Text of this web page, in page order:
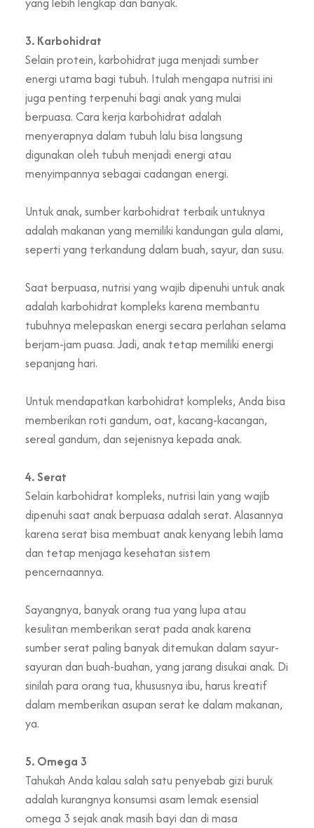
3. Karbohidrat
Selain protein, karbohidrat juga menjadi sumber
energi utama bagi tubuh. Itulah mengapa nutrisi ini
juga penting terpenuhi bagi anak yang mulai
berpuasa. Cara kerja karbohidrat adalah
menyerapnya dalam tubuh lalu bisa langsung
digunakan oleh tubuh menjadi energi atau
menyimpannya sebagai cadangan energi.
Untuk anak, sumber karbohidrat terbaik untuknya
adalah makanan yang memiliki kandungan gula alami,
seperti yang terkandung dalam buah, sayur, dan susu.
Saat berpuasa, nutrisi yang wajib dipenuhi untuk anak
adalah karbohidrat kompleks karena membantu
tubuhnya melepaskan energi secara perlahan selama
berjam-jam puasa. Jadi, anak tetap memiliki energi
sepanjang hari.
Untuk mendapatkan karbohidrat kompleks, Anda bisa
memberikan roti gandum, oat, kacang-kacangan,
sereal gandum, dan sejenisnya kepada anak.
4. Serat
Selain karbohidrat kompleks, nutrisi lain yang wajib
dipenuhi saat anak berpuasa adalah serat. Alasannya
karena serat bisa membuat anak kenyang lebih lama
dan tetap menjaga kesehatan sistem
pencernaannya.
Sayangnya, banyak orang tua yang lupa atau
kesulitan memberikan serat pada anak karena
sumber serat paling banyak ditemukan dalam sayur-
sayuran dan buah-buahan, yang jarang disukai anak. Di
sinilah para orang tua, khususnya ibu, harus kreatif
dalam memberikan asupan serat ke dalam makanan,
ya.
5. Omega 3
Tahukah Anda kalau salah satu penyebab gizi buruk
adalah kurangnya konsumsi asam lemak esensial
omega 3 sejak anak masih bayi dan di masa